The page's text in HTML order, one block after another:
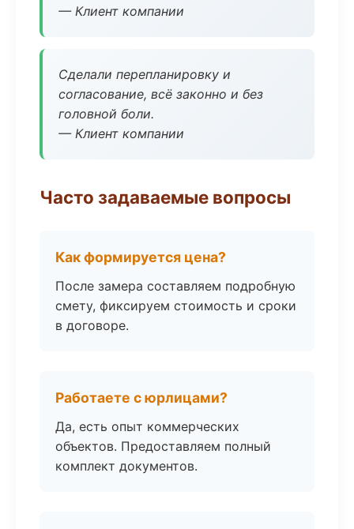
— Клиент компании
Сделали перепланировку и
согласование, всё законно и без
головной боли.
— Клиент компании
Часто задаваемые вопросы
Как формируется цена?
После замера составляем подробную
смету, фиксируем стоимость и сроки
в договоре.
Работаете с юрлицами?
Да, есть опыт коммерческих
объектов. Предоставляем полный
комплект документов.